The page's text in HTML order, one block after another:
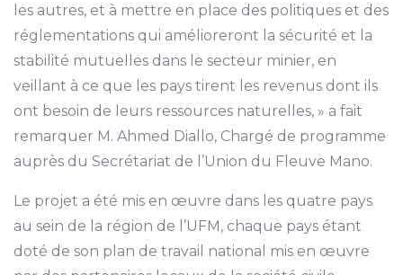
les autres, et à mettre en place des politiques et des
réglementations qui amélioreront la sécurité et la
stabilité mutuelles dans le secteur minier, en
veillant à ce que les pays tirent les revenus dont ils
ont besoin de leurs ressources naturelles, » a fait
remarquer M. Ahmed Diallo, Chargé de programme
auprès du Secrétariat de l’Union du Fleuve Mano.
Le projet a été mis en œuvre dans les quatre pays
au sein de la région de l’UFM, chaque pays étant
doté de son plan de travail national mis en œuvre